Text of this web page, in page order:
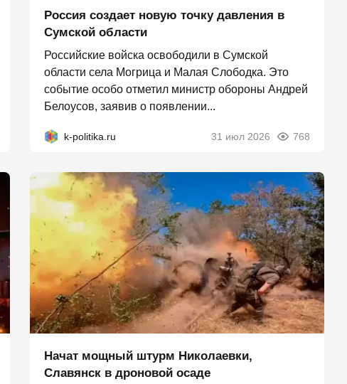
Россия создает новую точку давления в
Сумской области
Российские войска освободили в Сумской
области села Могрица и Малая Слободка. Это
событие особо отметил министр обороны Андрей
Белоусов, заявив о появлении...
k-politika.ru 31 июл 2026 768
Начат мощный штурм Николаевки,
Славянск в дроновой осаде